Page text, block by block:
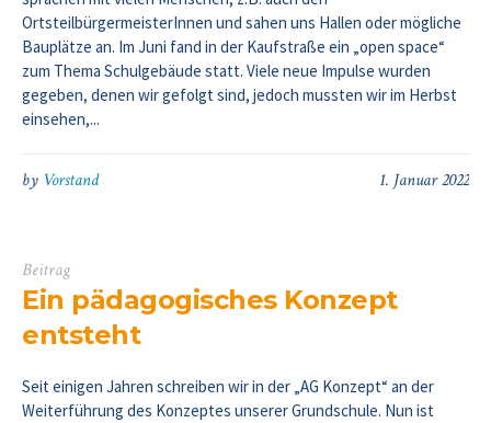
OrtsteilbürgermeisterInnen und sahen uns Hallen oder mögliche
Bauplätze an. Im Juni fand in der Kaufstraße ein „open space“
zum Thema Schulgebäude statt. Viele neue Impulse wurden
gegeben, denen wir gefolgt sind, jedoch mussten wir im Herbst
einsehen,...
1. Januar 2022
by Vorstand
Beitrag
Ein pädagogisches Konzept
entsteht
Seit einigen Jahren schreiben wir in der „AG Konzept“ an der
Weiterführung des Konzeptes unserer Grundschule. Nun ist